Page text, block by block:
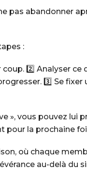
pas abandonner
:
2️⃣ Analyser ce
3️⃣ Se fixer
», vous pouvez lui
pour la prochaine
où chaque
au-delà du